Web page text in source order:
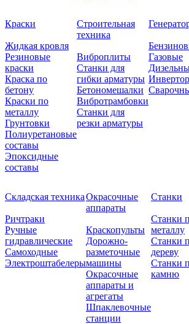
Краски
Жидкая кровля
Резиновые
краски
Краска по
бетону
Краски по
металлу
Грунтовки
Полиуретановые
составы
Эпоксидные
составы
Строительная
техника
Виброплиты
Станки для
гибки арматуры
Бетономешалки
Вибротрамбовки
Станки для
резки арматуры
Газовые
Складская техника
Ричтраки
Ручные
гидравлические
Самоходные
Электроштабелеры
Окрасочные
аппараты
Краскопульты
Дорожно-
разметочные
машины
Окрасочные
аппараты и
агрегаты
Шпаклевочные
станции
Станки
Станки
металлу
Станки
дереву
Станки
камню